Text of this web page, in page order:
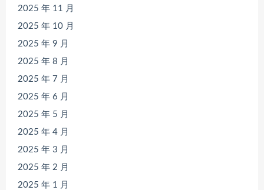
2025 年 11 月
2025 年 10 月
2025 年 9 月
2025 年 8 月
2025 年 7 月
2025 年 6 月
2025 年 5 月
2025 年 4 月
2025 年 3 月
2025 年 2 月
2025 年 1 月